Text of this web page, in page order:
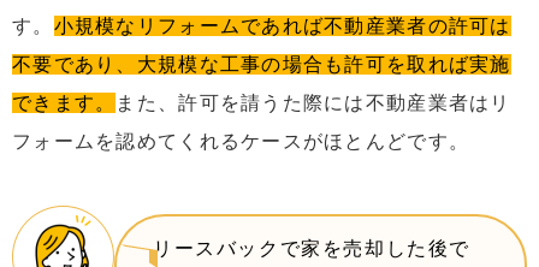
す。 小規模なリフォームであれば不動産業者の許可は
不要であり、大規模な工事の場合も許可を取れば実施
できます。
また、許可を請うた際には不動産業者はリ
フォームを認めてくれるケースがほとんどです。
リースバックで家を売却した後で